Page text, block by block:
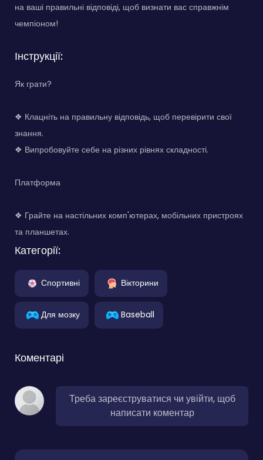
на ваші правильні відповіді, щоб визнати вас справжнім
чемпіоном!
Інструкції:
Як грати?
❖ Клацніть на правильну відповідь, щоб перевірити свої
знання.
❖ Випробовуйте себе на різних рівнях складності.
Платформа
❖ Грайте на настільних комп'ютерах, мобільних пристроях
та планшетах.
Категорії:
Спортивні Вікторини
Для мозку Baseball
Коментарі
Треба зареєструватися чи увійти, щоб
написати коментар